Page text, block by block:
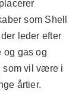
som Shell
leder efter
og gas og
som vil være i
årtier.